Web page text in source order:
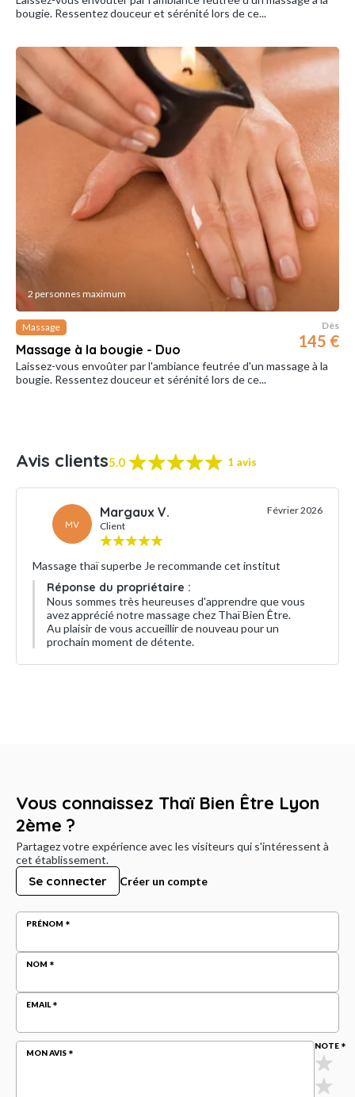
bougie. Ressentez douceur et sérénité lors de ce...
2 personnes maximum
Massage
Massage à la bougie - Duo
Dès
145 €
Laissez-vous envoûter par l'ambiance feutrée d'un massage à la
bougie. Ressentez douceur et sérénité lors de ce...
Avis clients5.0 1 avis
MV
Margaux V.
Client
Février 2026
Massage thaï superbe Je recommande cet institut
Réponse du propriétaire :
Nous sommes très heureuses d'apprendre que vous
avez apprécié notre massage chez Thaï Bien Être.
Au plaisir de vous accueillir de nouveau pour un
prochain moment de détente.
Vous connaissez Thaï Bien Être Lyon
2ème ?
Partagez votre expérience avec les visiteurs qui s'intéressent à
cet établissement.
Se connecter Créer un compte
PRÉNOM
NOM
EMAIL
MON AVIS
NOTE